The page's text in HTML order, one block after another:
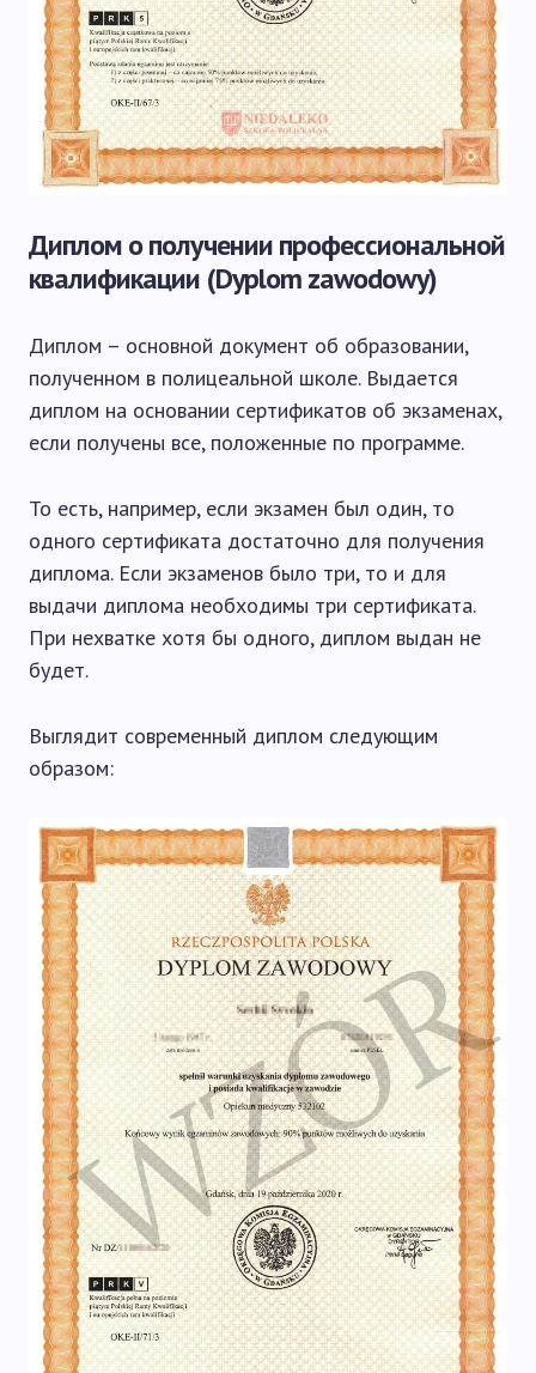
Диплом о получении профессиональной
квалификации (Dyplom zawodowy)
Диплом – основной документ об образовании,
полученном в полицеальной школе. Выдается
диплом на основании сертификатов об экзаменах,
если получены все, положенные по программе.
То есть, например, если экзамен был один, то
одного сертификата достаточно для получения
диплома. Если экзаменов было три, то и для
выдачи диплома необходимы три сертификата.
При нехватке хотя бы одного, диплом выдан не
будет.
Выглядит современный диплом следующим
образом: